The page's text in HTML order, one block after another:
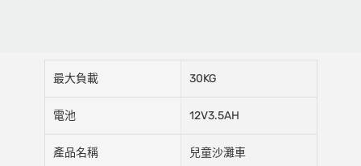
最大負載 30KG
電池 12V3.5AH
產品名稱 兒童沙灘車